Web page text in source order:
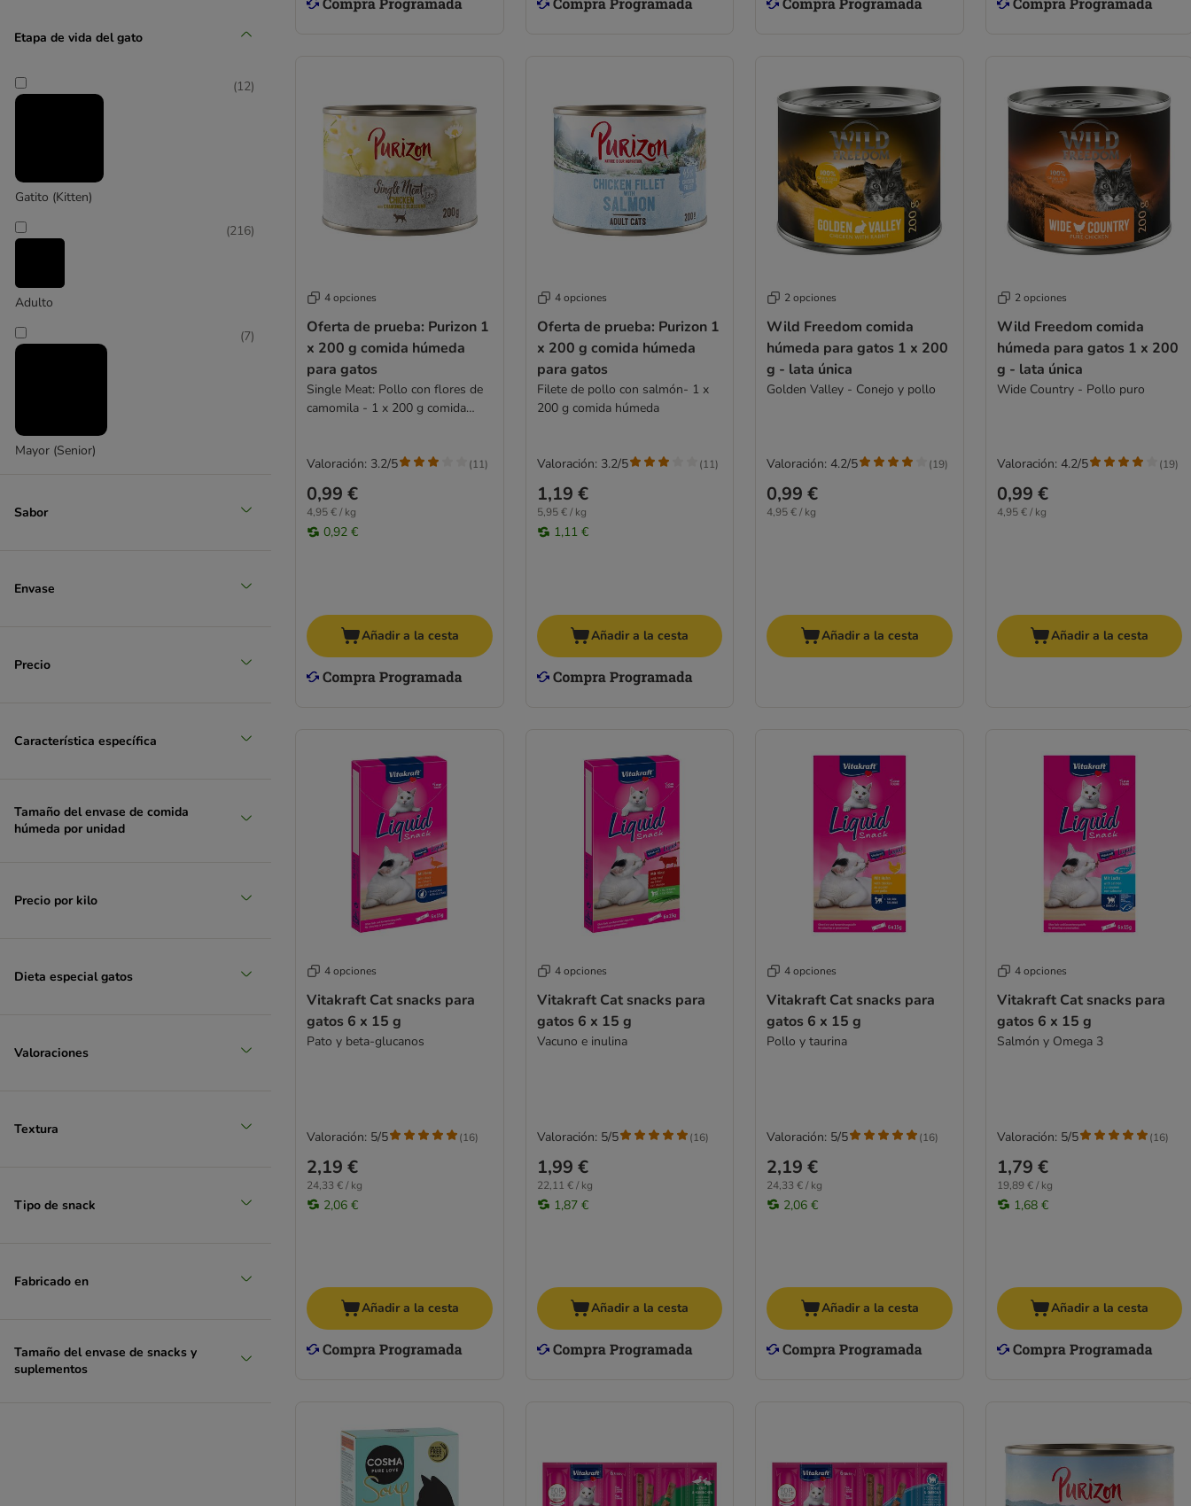
Pienso
(60)
Etapa de vida del gato
Gatito (Kitten)
(12)
Adulto
(216)
Mayor (Senior)
(7)
Sabor
Envase
Precio
Característica específica
Tamaño del envase de comida
húmeda por unidad
Precio por kilo
Dieta especial gatos
Valoraciones
Textura
Tipo de snack
Fabricado en
Tamaño del envase de snacks y
suplementos
4 opciones
Oferta de prueba: Purizon 1
x 200 g comida húmeda
para gatos
Single Meat: Pollo con flores de
camomila - 1 x 200 g comida
0,99 €
4,95 € / kg
0,92 €
Valoración: 3.2/5 (11)
Añadir a la cesta
4 opciones
Oferta de prueba: Purizon 1
x 200 g comida húmeda
para gatos
Filete de pollo con salmón- 1 x
200 g comida húmeda
1,19 €
5,95 € / kg
1,11 €
Valoración: 3.2/5 (11)
Añadir a la cesta
2 opciones
Wild Freedom comida
húmeda para gatos 1 x 200
g - lata única
Golden Valley - Conejo y pollo
0,99 €
4,95 € / kg
Valoración: 4.2/5 (19)
Añadir a la cesta
2 opciones
Wild Freedom comida
húmeda para gatos 1 x 200
g - lata única
Wide Country - Pollo puro
0,99 €
4,95 € / kg
Valoración: 4.2/5 (19)
Añadir a la cesta
4 opciones
Vitakraft Cat snacks para
gatos 6 x 15 g
Pato y beta-glucanos
2,19 €
24,33 € / kg
2,06 €
Valoración: 5/5 (16)
Añadir a la cesta
4 opciones
Vitakraft Cat snacks para
gatos 6 x 15 g
Vacuno e inulina
1,99 €
22,11 € / kg
1,87 €
Valoración: 5/5 (16)
Añadir a la cesta
4 opciones
Vitakraft Cat snacks para
gatos 6 x 15 g
Pollo y taurina
2,19 €
24,33 € / kg
2,06 €
Valoración: 5/5 (16)
Añadir a la cesta
4 opciones
Vitakraft Cat snacks para
gatos 6 x 15 g
Salmón y Omega 3
1,79 €
19,89 € / kg
1,68 €
Valoración: 5/5 (16)
Añadir a la cesta